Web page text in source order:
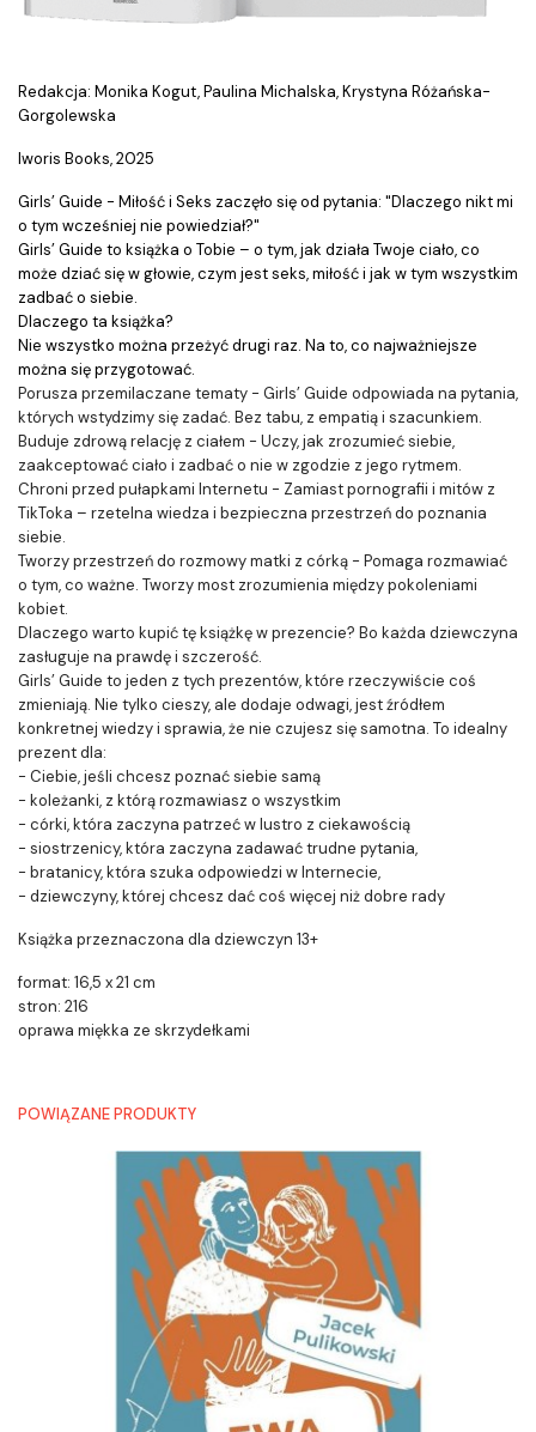
Redakcja: Monika Kogut, Paulina Michalska, Krystyna Różańska-
Gorgolewska
Iworis Books, 2025
Girls’ Guide - Miłość i Seks zaczęło się od pytania: "Dlaczego nikt mi
o tym wcześniej nie powiedział?"
Girls’ Guide to książka o Tobie – o tym, jak działa Twoje ciało, co
może dziać się w głowie, czym jest seks, miłość i jak w tym wszystkim
zadbać o siebie.
Dlaczego ta książka?
Nie wszystko można przeżyć drugi raz. Na to, co najważniejsze
można się przygotować.
Porusza przemilaczane tematy - Girls’ Guide odpowiada na pytania,
których wstydzimy się zadać. Bez tabu, z empatią i szacunkiem.
Buduje zdrową relację z ciałem - Uczy, jak zrozumieć siebie,
zaakceptować ciało i zadbać o nie w zgodzie z jego rytmem.
Chroni przed pułapkami Internetu - Zamiast pornografii i mitów z
TikToka – rzetelna wiedza i bezpieczna przestrzeń do poznania
siebie.
Tworzy przestrzeń do rozmowy matki z córką - Pomaga rozmawiać
o tym, co ważne. Tworzy most zrozumienia między pokoleniami
kobiet.
Dlaczego warto kupić tę książkę w prezencie? Bo każda dziewczyna
zasługuje na prawdę i szczerość.
Girls’ Guide to jeden z tych prezentów, które rzeczywiście coś
zmieniają. Nie tylko cieszy, ale dodaje odwagi, jest źródłem
konkretnej wiedzy i sprawia, że nie czujesz się samotna. To idealny
prezent dla:
- Ciebie, jeśli chcesz poznać siebie samą
- koleżanki, z którą rozmawiasz o wszystkim
- córki, która zaczyna patrzeć w lustro z ciekawością
- siostrzenicy, która zaczyna zadawać trudne pytania,
- bratanicy, która szuka odpowiedzi w Internecie,
- dziewczyny, której chcesz dać coś więcej niż dobre rady
Książka przeznaczona dla dziewczyn 13+
format: 16,5 x 21 cm
stron: 216
oprawa miękka ze skrzydełkami
POWIĄZANE PRODUKTY